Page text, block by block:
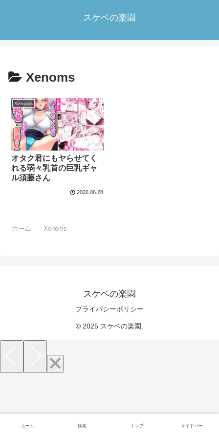
スケベの楽園
Xenoms
Xenoms
オタク君にもヤらせてく
れる弱々乳首の巨乳ギャ
ル須藤さん
2026.06.28
ホーム Xenoms
スケベの楽園
プライバシーポリシー
© 2025 スケベの楽園.
ホーム 検索 トップ サイドバー